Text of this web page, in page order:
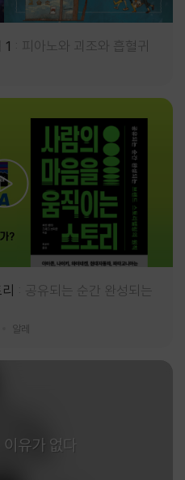
1 피아노와 괴조와 흡혈귀
공유되는 순간 완성되는
알레
유가 없다